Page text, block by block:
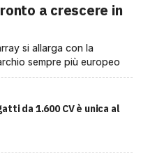
a crescere in
si allarga con la
sempre più europeo
da 1.600 CV è unica al